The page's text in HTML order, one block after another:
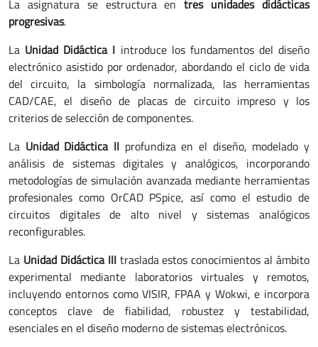
La asignatura se estructura entres unidades didácticas
progresivas.
La Unidad Didáctica I introduce los fundamentos del diseño
electrónico asistido por ordenador, abordando el ciclo de vida
del circuito, la simbología normalizada, las herramientas
CAD/CAE, el diseño de placas de circuito impreso y los
criterios de selección de componentes.
La Unidad Didáctica II profundiza en el diseño, modelado y
análisis de sistemas digitales y analógicos, incorporando
metodologías de simulación avanzada mediante herramientas
profesionales como OrCAD PSpice, así como el estudio de
circuitos digitales de alto nivel y sistemas analógicos
reconfigurables.
La Unidad Didáctica IIItraslada estos conocimientos al ámbito
experimental mediante laboratorios virtuales y remotos,
incluyendo entornos como VISIR, FPAA y Wokwi, e incorpora
conceptos clave de fiabilidad, robustez y testabilidad,
esenciales en el diseño moderno de sistemas electrónicos.